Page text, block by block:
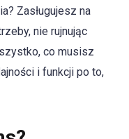
Zasługujesz na
nie rujnując
co musisz
i funkcji po to,